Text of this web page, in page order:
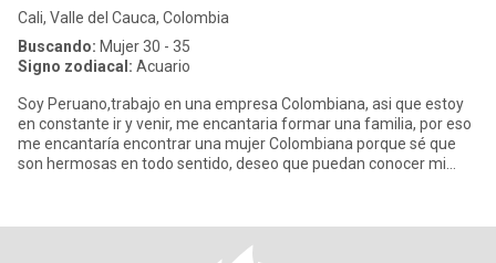
Cali, Valle del Cauca, Colombia
Buscando: Mujer 30 - 35
Signo zodiacal: Acuario
Soy Peruano,trabajo en una empresa Colombiana, asi que estoy
en constante ir y venir, me encantaria formar una familia, por eso
me encantaría encontrar una mujer Colombiana porque sé que
son hermosas en todo sentido, deseo que puedan conocer mi